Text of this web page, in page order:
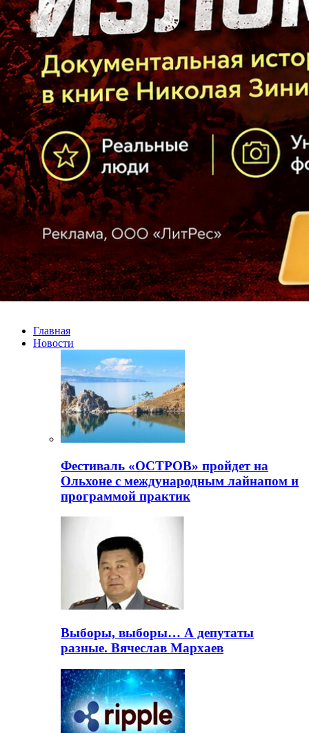
Главная
Новости
Фестиваль «ОСТРОВ» пройдет на
Ольхоне с международным лайнапом и
программой практик
Выборы, выборы… А депутаты
разные. Вячеслав Мархаев